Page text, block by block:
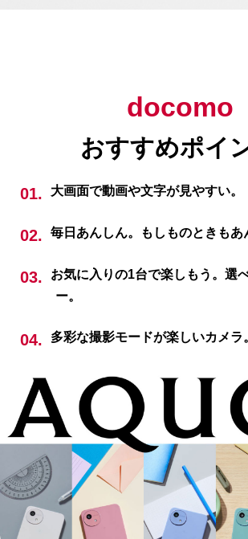
docomo
おすすめポイ
大画面で動画や文字が見やすい。
毎日あんしん。もしものときもあ
お気に入りの1台で楽しもう。選
ー。
多彩な撮影モードが楽しいカメラ